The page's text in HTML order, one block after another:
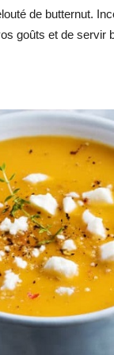
de butternut.
goûts et de servir